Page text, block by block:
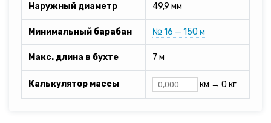
Наружный диаметр 49,9 мм
Минимальный барабан № 16 — 150 м
Макс. длина в бухте 7 м
Калькулятор массы км → 0 кг